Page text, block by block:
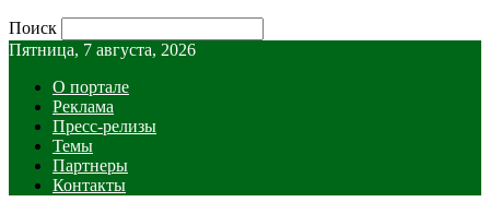
Поиск
Пятница, 7 августа, 2026
О портале
Реклама
Пресс-релизы
Темы
Партнеры
Контакты